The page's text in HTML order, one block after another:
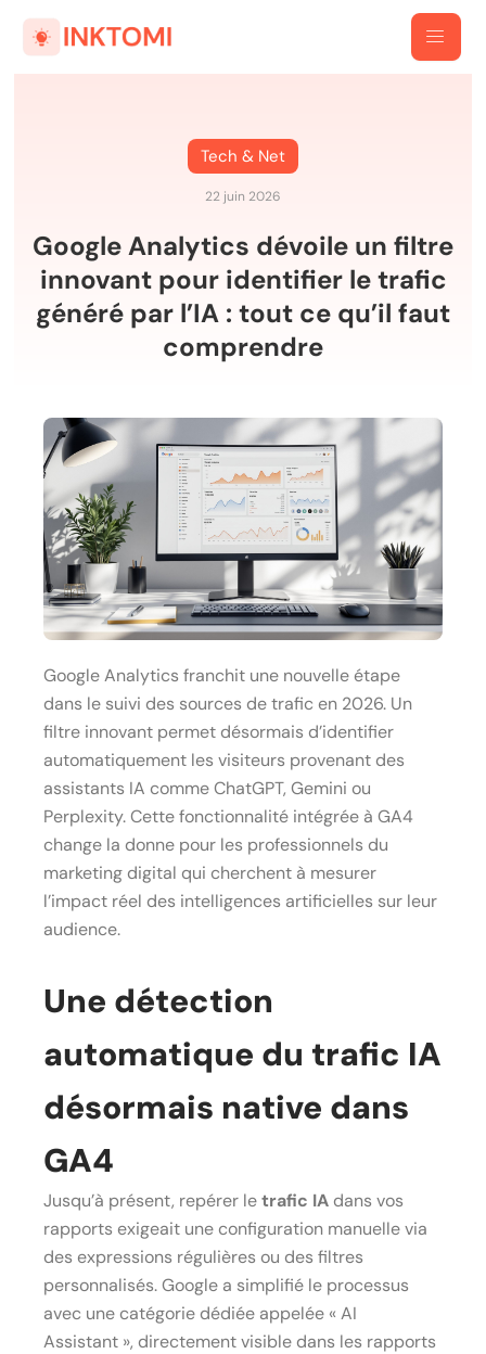
Tech & Net
22 juin 2026
Google Analytics dévoile un filtre
innovant pour identifier le trafic
généré par l’IA : tout ce qu’il faut
comprendre
Google Analytics franchit une nouvelle étape
dans le suivi des sources de trafic en 2026. Un
filtre innovant permet désormais d’identifier
automatiquement les visiteurs provenant des
assistants IA comme ChatGPT, Gemini ou
Perplexity. Cette fonctionnalité intégrée à GA4
change la donne pour les professionnels du
marketing digital qui cherchent à mesurer
l’impact réel des intelligences artificielles sur leur
audience.
Une détection
automatique du trafic IA
désormais native dans
GA4
Jusqu’à présent, repérer letrafic IAdans vos
rapports exigeait une configuration manuelle via
des expressions régulières ou des filtres
personnalisés. Google a simplifié le processus
avec une catégorie dédiée appelée « AI
Assistant », directement visible dans les rapports